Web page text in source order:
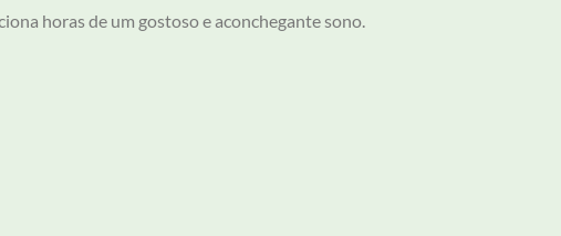
horas de um gostoso e aconchegante sono.